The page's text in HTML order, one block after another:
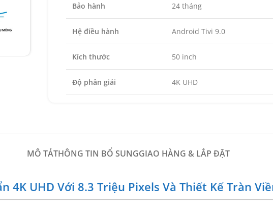
Bảo hành 24 tháng
Hệ điều hành Android Tivi 9.0
Kích thước 50 inch
Độ phân giải 4K UHD
MÔ TẢTHÔNG TIN BỔ SUNGGIAO HÀNG & LẮP ĐẶT
4K UHD Với 8.3 Triệu Pixels Và Thiết Kế Tràn